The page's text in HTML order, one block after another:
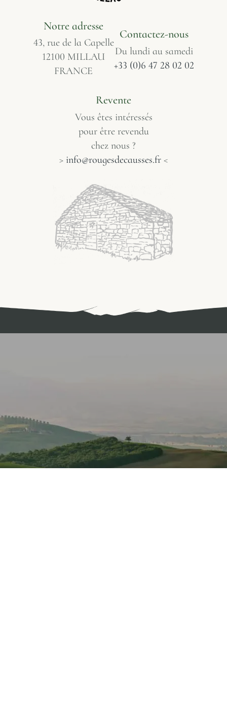
Notre adresse
43, rue de la Capelle
12100 MILLAU
FRANCE
Contactez-nous
Du lundi au samedi
+33 (0)6 47 28 02 02
Revente
Vous êtes intéressés
pour être revendu
chez nous ?
> info@rougesdecausses.fr <